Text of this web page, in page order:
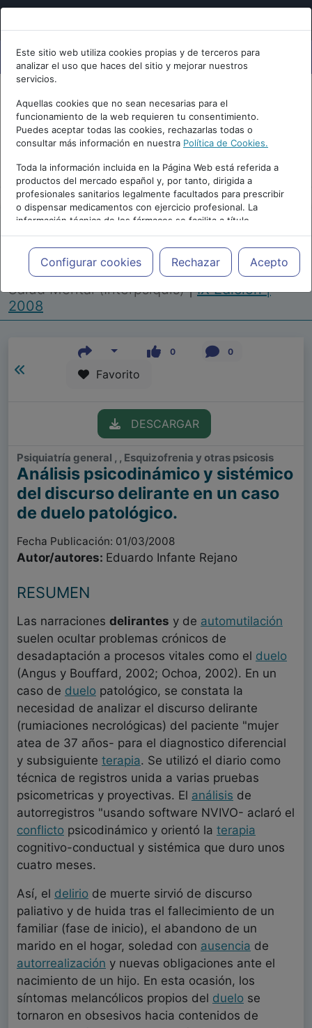
Este sitio web utiliza cookies propias y de terceros para
analizar el uso que haces del sitio y mejorar nuestros
servicios.
Aquellas cookies que no sean necesarias para el
funcionamiento de la web requieren tu consentimiento.
Puedes aceptar todas las cookies, rechazarlas todas o
consultar más información en nuestra Política de Cookies.
Toda la información incluida en la Página Web está referida a
productos del mercado español y, por tanto, dirigida a
profesionales sanitarios legalmente facultados para prescribir
o dispensar medicamentos con ejercicio profesional. La
información técnica de los fármacos se facilita a título
meramente informativo, siendo responsabilidad de los
profesionales facultados prescribir medicamentos y decidir, en
cada caso concreto, el tratamiento más adecuado a las
necesidades del paciente.
Configurar cookies Rechazar Acepto
Repositorio de Artículos |Congreso Virtual
Internacional de Psiquiatría, Psicología y
Salud Mental (Interpsiquis)|IX Edición |
2008
0 0
Favorito
DESCARGAR
Psiquiatría general , , Esquizofrenia y otras psicosis
Análisis psicodinámico y sistémico
del discurso delirante en un caso
de duelo patológico.
Fecha Publicación: 01/03/2008
Autor/autores: Eduardo Infante Rejano
RESUMEN
Las narraciones delirantes y de automutilación
suelen ocultar problemas crónicos de
desadaptación a procesos vitales como el duelo
(Angus y Bouffard, 2002; Ochoa, 2002). En un
caso de duelo patológico, se constata la
necesidad de analizar el discurso delirante
(rumiaciones necrológicas) del paciente "mujer
atea de 37 años- para el diagnostico diferencial
y subsiguiente terapia. Se utilizó el diario como
técnica de registros unida a varias pruebas
psicometricas y proyectivas. El análisis de
autorregistros "usando software NVIVO- aclaró el
conflicto psicodinámico y orientó la terapia
cognitivo-conductual y sistémica que duro unos
cuatro meses.
Así, el delirio de muerte sirvió de discurso
paliativo y de huida tras el fallecimiento de un
familiar (fase de inicio), el abandono de un
marido en el hogar, soledad con ausencia de
autorrealización y nuevas obligaciones ante el
nacimiento de un hijo. En esta ocasión, los
síntomas melancólicos propios del duelo se
tornaron en obsesivos hacia contenidos de